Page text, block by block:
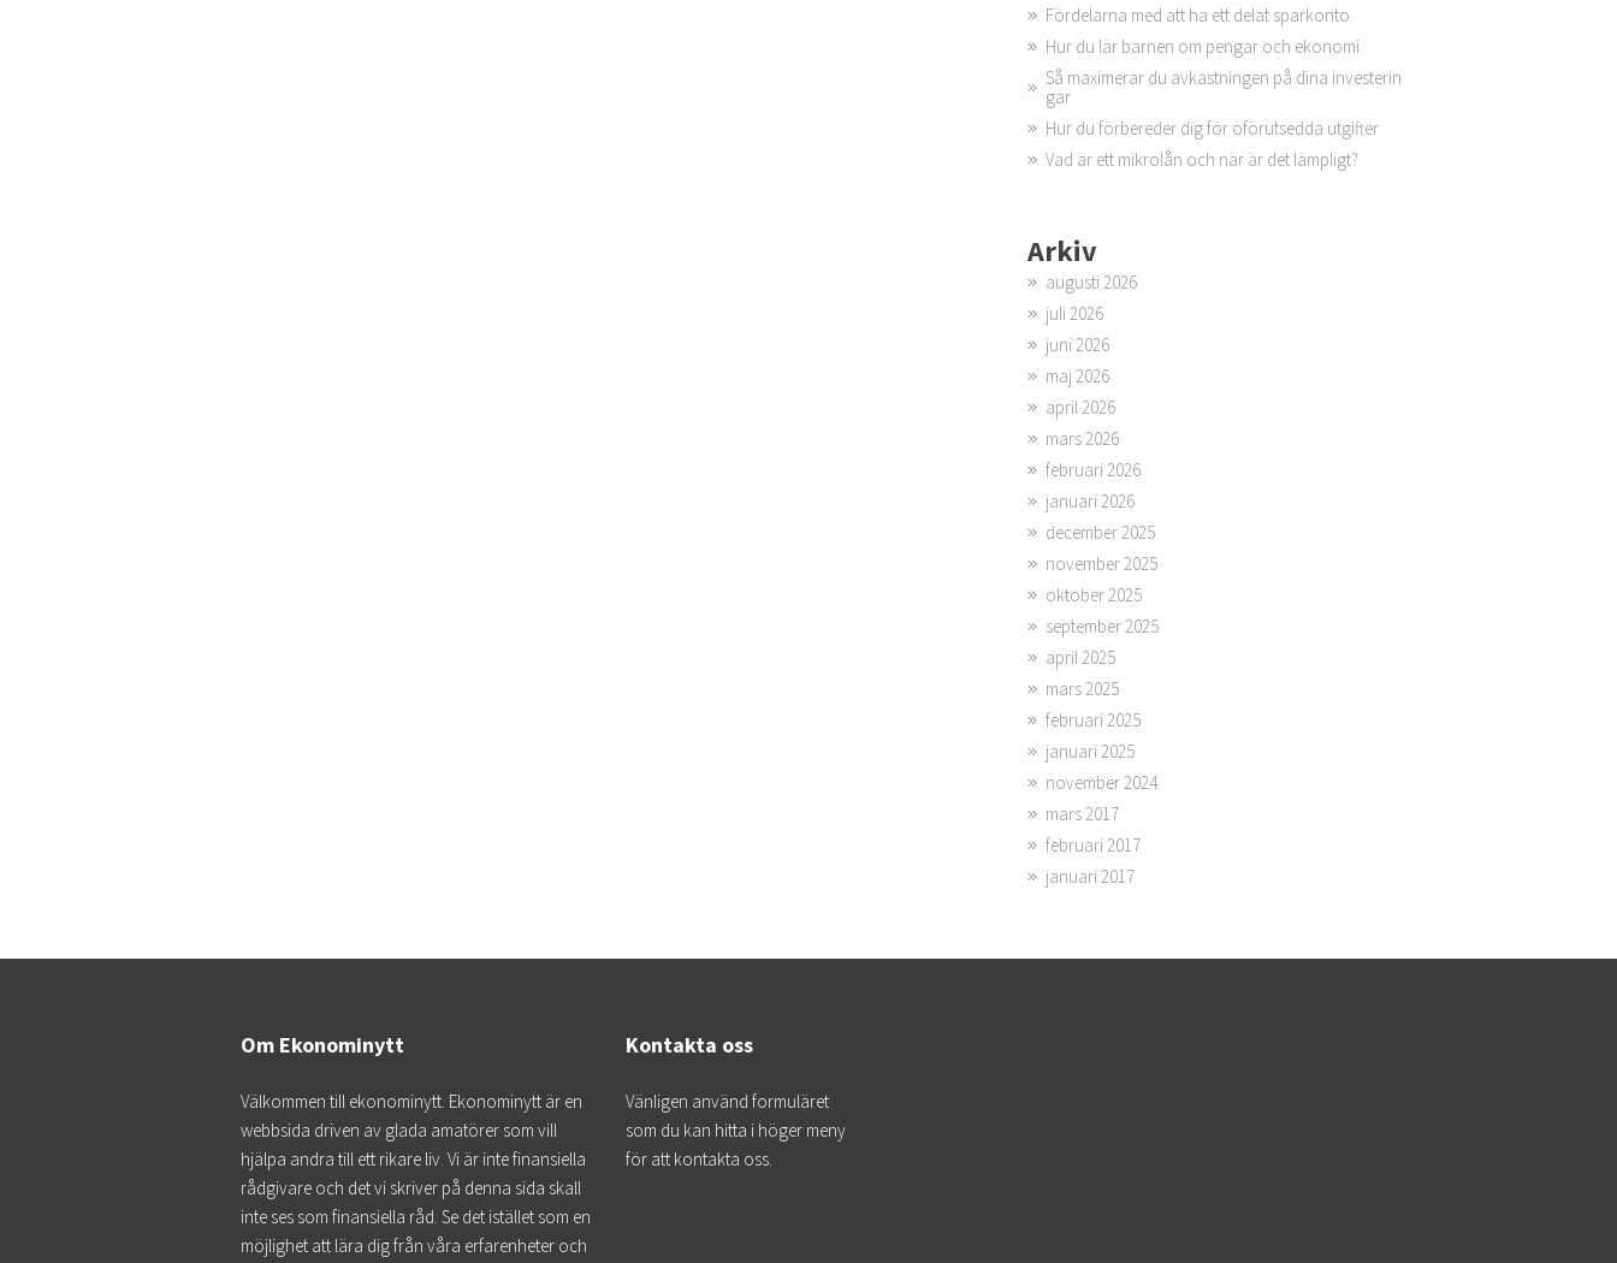
Fördelarna med att ha ett delat sparkonto
Hur du lär barnen om pengar och ekonomi
Så maximerar du avkastningen på dina investerin
gar
Hur du förbereder dig för oförutsedda utgifter
Vad är ett mikrolån och när är det lämpligt?
Arkiv
augusti 2026
juli 2026
juni 2026
maj 2026
april 2026
mars 2026
februari 2026
januari 2026
december 2025
november 2025
oktober 2025
september 2025
april 2025
mars 2025
februari 2025
januari 2025
november 2024
mars 2017
februari 2017
januari 2017
Om Ekonominytt
Välkommen till ekonominytt. Ekonominytt är en
webbsida driven av glada amatörer som vill
hjälpa andra till ett rikare liv. Vi är inte finansiella
rådgivare och det vi skriver på denna sida skall
inte ses som finansiella råd. Se det istället som en
möjlighet att lära dig från våra erfarenheter och
Kontakta oss
Vänligen använd formuläret
som du kan hitta i höger meny
för att kontakta oss.